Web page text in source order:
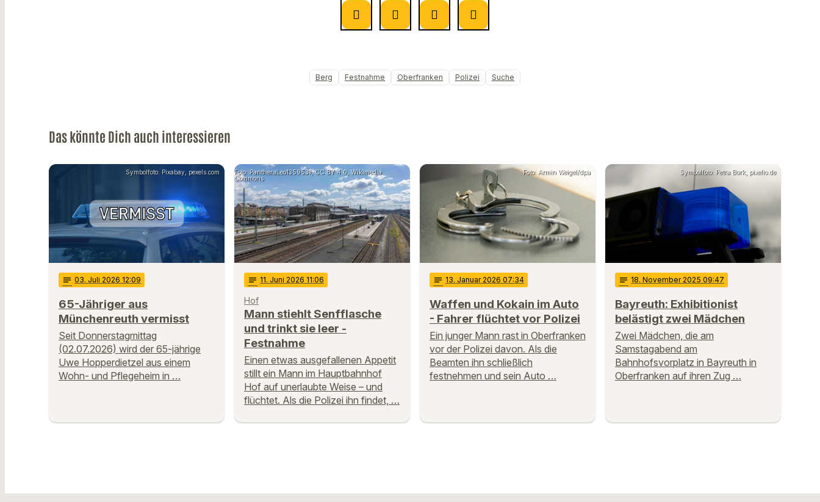
Berg Festnahme Oberfranken Polizei Suche
Das könnte Dich auch interessieren
Symbolfoto: Pixabay, pexels.com
notes 03. Juli 2026 12:09
65-Jähriger aus
Münchenreuth vermisst
Seit Donnerstagmittag
(02.07.2026) wird der 65-jährige
Uwe Hopperdietzel aus einem
Wohn- und Pflegeheim in …
Foto: PantheraLeo1359531, CC BY 4.0, Wikimedia
Commons
notes 11. Juni 2026 11:06
Hof
Mann stiehlt Senfflasche
und trinkt sie leer -
Festnahme
Einen etwas ausgefallenen Appetit
stillt ein Mann im Hauptbahnhof
Hof auf unerlaubte Weise – und
flüchtet. Als die Polizei ihn findet, …
Foto: Armin Weigel/dpa
notes 13. Januar 2026 07:34
Waffen und Kokain im Auto
- Fahrer flüchtet vor Polizei
Ein junger Mann rast in Oberfranken
vor der Polizei davon. Als die
Beamten ihn schließlich
festnehmen und sein Auto …
Symbolfoto: Petra Bork, pixelio.de
notes 18. November 2025 09:47
Bayreuth: Exhibitionist
belästigt zwei Mädchen
Zwei Mädchen, die am
Samstagabend am
Bahnhofsvorplatz in Bayreuth in
Oberfranken auf ihren Zug …